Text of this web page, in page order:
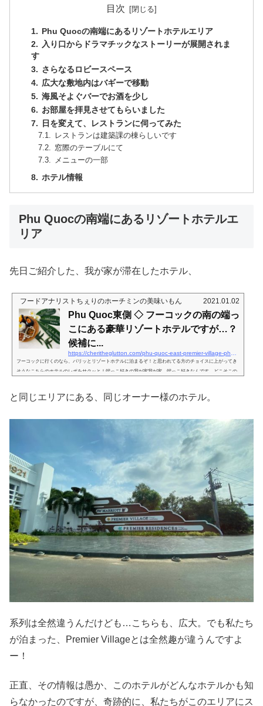
目次
Phu Quocの南端にあるリゾートホテルエリア
入り口からドラマチックなストーリーが展開されま
す
さらなるロビースペース
広大な敷地内はバギーで移動
海風そよぐバーでお酒を少し
お部屋を拝見させてもらいました
日を変えて、レストランに伺ってみた
レストランは建築課の棟らしいです
窓際のテーブルにて
メニューの一部
ホテル情報
Phu Quocの南端にあるリゾートホテルエ
リア
先日ご紹介した、我が家が滞在したホテル、
フードアナリストちぇりのホーチミンの美味いもん 2021.01.02
Phu Quoc東側 ◇ フーコックの南の端っ
こにある豪華リゾートホテルですが…？
候補に...
フーコックに行くのなら、バリッとリゾートホテルに泊まるぞ！と思われてる方のチョイスに上がってき
そうなこちらのホテルのレポをサクッと！端っこ好きの我が家我が家、端っこ好きなんです。どこそこの
加入しているホテルグループメンバーシップ）のグループホテルだったということと最南端ということが
と同じエリアにある、同じオーナー様のホテル。
系列は全然違うんだけども…こちらも、広大。でも私たち
が泊まった、Premier Villageとは全然趣が違うんですよ
ー！
正直、その情報は愚か、このホテルがどんなホテルかも知
らなかったのですが、奇跡的に、私たちがこのエリアにス